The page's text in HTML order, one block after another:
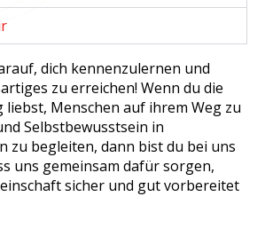
dich kennenzulernen und
zu erreichen! Wenn du die
Menschen auf ihrem Weg zu
Selbstbewusstsein in
zu begleiten, dann bist du bei uns
uns gemeinsam dafür sorgen,
sicher und gut vorbereitet